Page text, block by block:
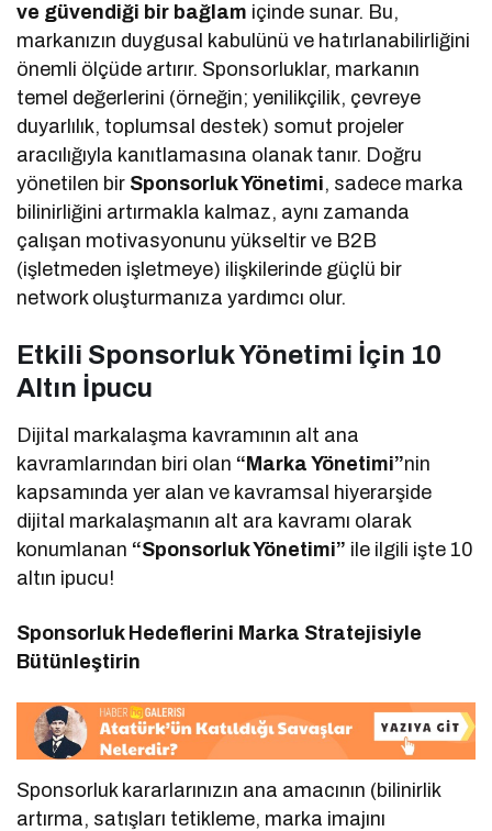
ve güvendiği bir bağlam içinde sunar. Bu,
markanızın duygusal kabulünü ve hatırlanabilirliğini
önemli ölçüde artırır. Sponsorluklar, markanın
temel değerlerini (örneğin; yenilikçilik, çevreye
duyarlılık, toplumsal destek) somut projeler
aracılığıyla kanıtlamasına olanak tanır. Doğru
yönetilen bir Sponsorluk Yönetimi, sadece marka
bilinirliğini artırmakla kalmaz, aynı zamanda
çalışan motivasyonunu yükseltir ve B2B
(işletmeden işletmeye) ilişkilerinde güçlü bir
network oluşturmanıza yardımcı olur.
Etkili Sponsorluk Yönetimi İçin 10
Altın İpucu
Dijital markalaşma kavramının alt ana
kavramlarından biri olan “Marka Yönetimi”nin
kapsamında yer alan ve kavramsal hiyerarşide
dijital markalaşmanın alt ara kavramı olarak
konumlanan “Sponsorluk Yönetimi” ile ilgili işte 10
altın ipucu!
Sponsorluk Hedeflerini Marka Stratejisiyle
Bütünleştirin
Sponsorluk kararlarınızın ana amacının (bilinirlik
artırma, satışları tetikleme, marka imajını